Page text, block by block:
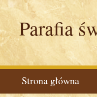
Parafia
Strona główna